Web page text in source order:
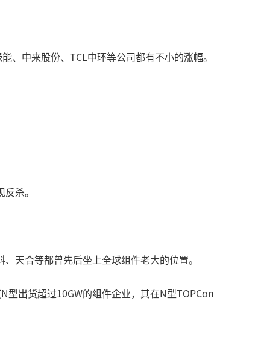
中来股份、TCL中环等公司都有不小的涨幅。
杀。
天合等都曾先后坐上全球组件老大的位置。
型出货超过10GW的组件企业，其在N型TOPCon